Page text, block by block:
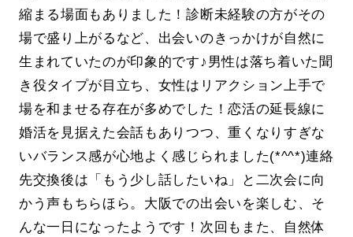
縮まる場面もありました！診断未経験の方がその
場で盛り上がるなど、出会いのきっかけが自然に
生まれていたのが印象的です♪男性は落ち着いた聞
き役タイプが目立ち、女性はリアクション上手で
場を和ませる存在が多めでした！恋活の延長線に
婚活を見据えた会話もありつつ、重くなりすぎな
いバランス感が心地よく感じられました(*^^*)連絡
先交換後は「もう少し話したいね」と二次会に向
かう声もちらほら。大阪での出会いを楽しむ、そ
んな一日になったようです！次回もまた、自然体